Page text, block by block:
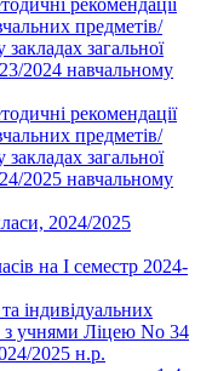
предметів/
закладах загальної
2024 навчальному
рекомендації
предметів/
закладах загальної
2025 навчальному
2024/2025
на І семестр 2024-
індивідуальних
з учнями Ліцею No 34
2025 н.р.